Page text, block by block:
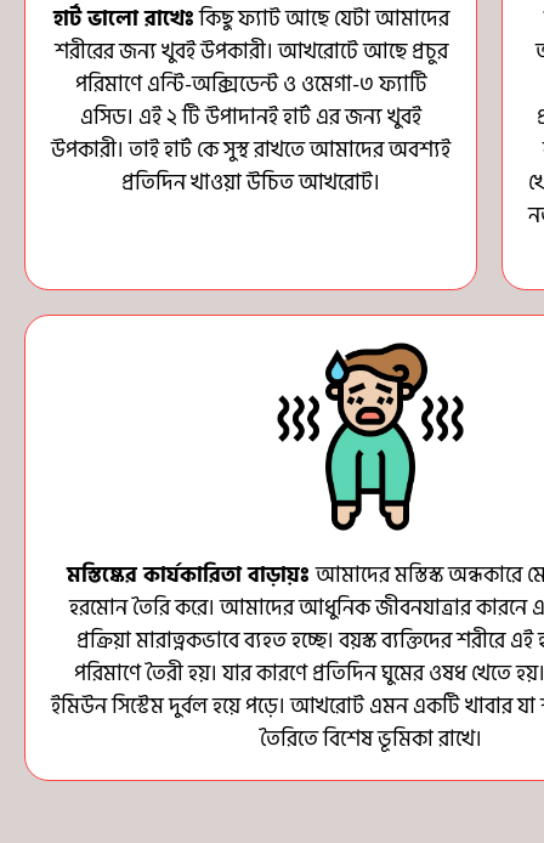
হার্ট ভালো রাখেঃকিছু ফ্যাট আছে যেটা আমাদের
শরীরের জন্য খুবই উপকারী। আখরোটে আছে প্রচুর
পরিমাণে এন্টি-অক্সিডেন্ট ও ওমেগা-৩ ফ্যাটি
এসিড। এই ২ টি উপাদানই হার্ট এর জন্য খুবই
উপকারী। তাই হার্ট কে সুস্থ রাখতে আমাদের অবশ্যই
প্রতিদিন খাওয়া উচিত আখরোট।
মস্তিষ্কের কার্যকারিতা বাড়ায়ঃআমাদের মস্তিস্ক অন্ধকারে
হরমোন তৈরি করে। আমাদের আধুনিক জীবনযাত্রার কারনে
প্রক্রিয়া মারাত্নকভাবে ব্যহত হচ্ছে। বয়স্ক ব্যক্তিদের শরীরে
পরিমাণে তৈরী হয়। যার কারণে প্রতিদিন ঘুমের ওষধ খেতে
ইমিউন সিস্টেম দুর্বল হয়ে পড়ে। আখরোট এমন একটি খাবার যা
তৈরিতে বিশেষ ভূমিকা রাখে।